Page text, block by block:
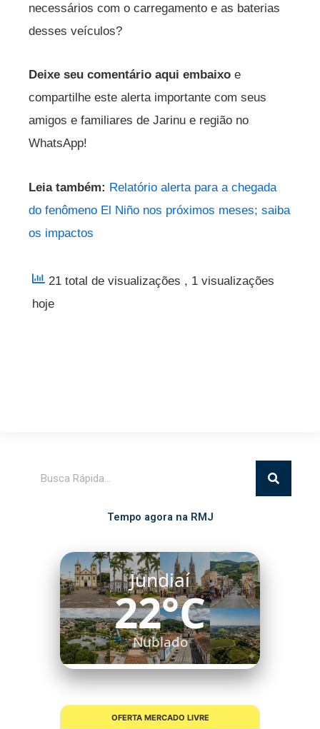
necessários com o carregamento e as baterias
desses veículos?
Deixe seu comentário aqui embaixo e
compartilhe este alerta importante com seus
amigos e familiares de Jarinu e região no
WhatsApp!
Leia também: Relatório alerta para a chegada
do fenômeno El Niño nos próximos meses; saiba
os impactos
21 total de visualizações , 1 visualizações
hoje
Tempo agora na RMJ
Jundiaí
22°C
Nublado
OFERTA MERCADO LIVRE